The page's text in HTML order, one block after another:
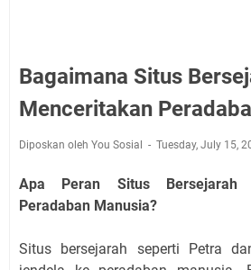
Bagaimana Situs
Menceritakan
Diposkan oleh You Sosial Tuesday, July 15,
Apa Peran Situs Bersejarah
Peradaban Manusia?
Situs bersejarah seperti Petra